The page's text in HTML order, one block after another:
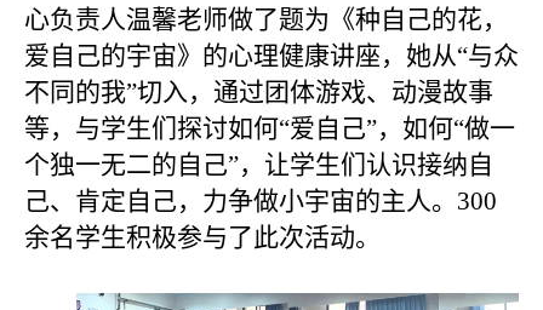
心负责人温馨老师做了题为《种自己的花，
爱自己的宇宙》的心理健康讲座， 她从“与众
不同的我”切入，通过团体游戏、动漫故事
等，与学生们探讨如何“爱自己”，如何“做一
个独一无二的自己”，让学生们认识接纳自
己、肯定自己，力争做小宇宙的主人。300
余名学生积极参与了此次活动。